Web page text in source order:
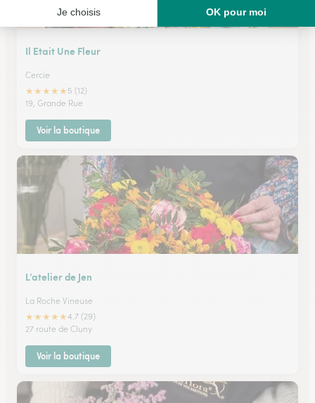
Il Etait Une Fleur
Cercie
★★★★★ 5 (12)
19, Grande Rue
Voir la boutique
L’atelier de Jen
La Roche Vineuse
★★★★★4.7 (29)
27 route de Cluny
Voir la boutique